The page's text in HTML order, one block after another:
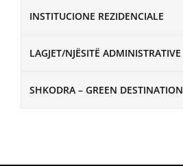
INSTITUCIONE REZIDENCIALE
LAGJET/NJËSITË ADMINISTRATIVE
SHKODRA – GREEN DESTINATION